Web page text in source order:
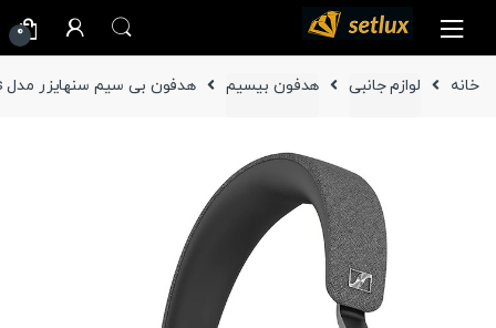
navigation
content
0
خانه لوازم جانبی هدفون بیسیم هدفون بی سیم سنهایزر مدل MOMENTUM 4 Wireless